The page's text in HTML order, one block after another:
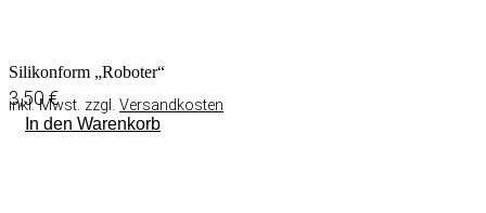
Silikonform „Roboter“
3,50€
inkl. Mwst. zzgl. Versandkosten
In den Warenkorb